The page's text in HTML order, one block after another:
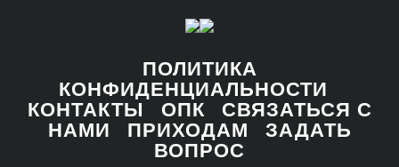
ПОЛИТИКА
КОНФИДЕНЦИАЛЬНОСТИ
КОНТАКТЫ
ОПК
СВЯЗАТЬСЯ С
НАМИ
ПРИХОДАМ
ЗАДАТЬ
ВОПРОС